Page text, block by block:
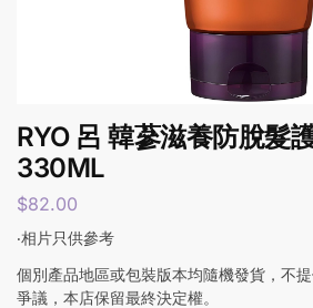
RYO 呂 韓蔘滋養防脫髮
330ML
$82.00
‧相片只供參考
個別產品地區或包裝版本均隨機發貨，不
爭議，本店保留最終決定權。